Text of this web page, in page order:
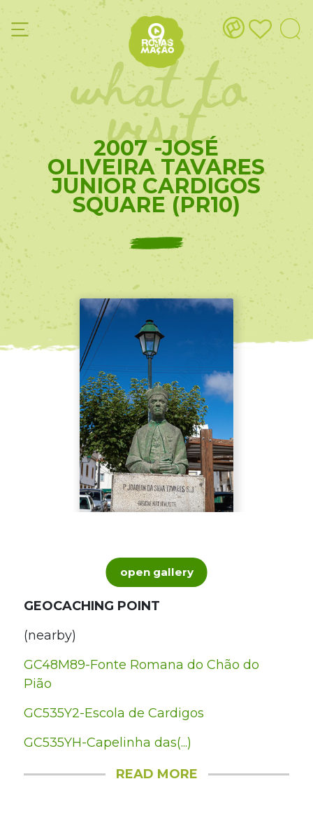
what to
visit
2007 -JOSÉ
OLIVEIRA TAVARES
JUNIOR CARDIGOS
SQUARE (PR10)
open gallery
GEOCACHING POINT
(nearby)
GC48M89-Fonte Romana do Chão do
Pião
GC535Y2-Escola de Cardigos
GC535YH-Capelinha das(...)
READ MORE